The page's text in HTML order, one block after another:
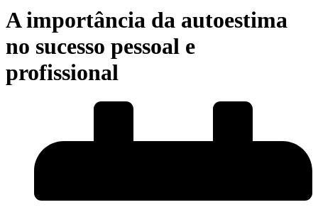
A importância da autoestima
no sucesso pessoal e
profissional